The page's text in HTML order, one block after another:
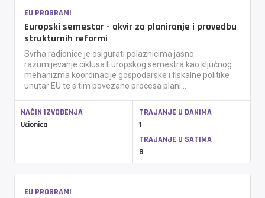
EU PROGRAMI
Europski semestar - okvir za planiranje i provedbu
strukturnih reformi
Svrha radionice je osigurati polaznicima jasno
razumijevanje ciklusa Europskog semestra kao ključnog
mehanizma koordinacije gospodarske i fiskalne politike
unutar EU te s tim povezano procesa plani...
NAČIN IZVOĐENJA
Učionica
TRAJANJE U DANIMA
1
TRAJANJE U SATIMA
8
EU PROGRAMI